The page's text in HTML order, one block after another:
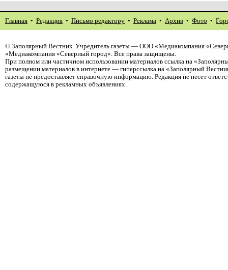
Главная • Редакция • Письмо редактору • Реклама • Архив • Фото •
© Заполярный Вестник. Учредитель газеты — ООО «Медиакомпания
«Медиакомпания «Северный город». Все права защищены.
При полном или частичном использовании материалов ссылка на
размещении материалов в интернете — гиперссылка на «Заполярный
газеты не предоставляет справочную информацию. Редакция не несет
содержащуюся в рекламных объявлениях.